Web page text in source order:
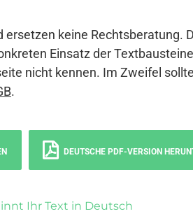
keine Rechtsberatung.
Einsatz der
nicht kennen. Im Zweifel
.
DEUTSCHE PDF-VERSION
Ihr Text in Deutsch